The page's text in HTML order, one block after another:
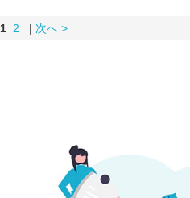
1 2 | 次へ >